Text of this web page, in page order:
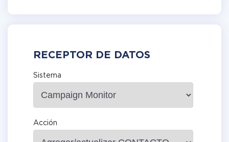
RECEPTOR DE DATOS
Sistema
Acción